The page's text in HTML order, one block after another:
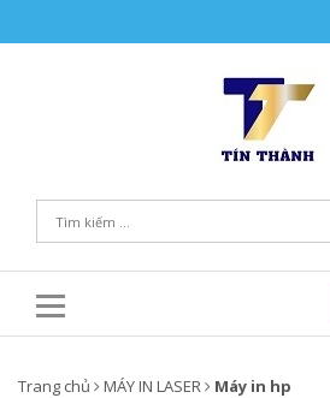
Trang chủ MÁY IN LASER Máy in hp